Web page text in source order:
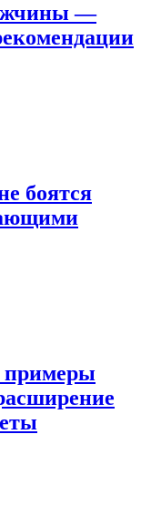
—
боятся
примеры